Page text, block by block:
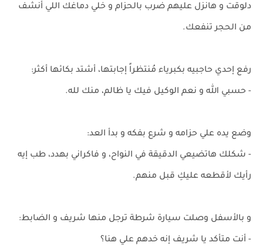
دلوقت و هانزل عليهم ضرب بالحزام و خلي دماغك اللي أنشف
من الحجر تنفعك.
رفع إحدي حاجبيه بكبرياء مُنتظراً إجابتها، أشتد بكائها أكثر:
- حسبي الله و نعم الوكيل فيك يا ظالم، منك لله.
وضع يده علي حزامه و شرع بفكه و بدأ العد:
- شكلك هاتضيعي الدقيقة في النواح، و فاكراني بهدد، طب إيه
رأيك لأقطعه عليكِ قبل منهم.
و بالأسفل وصلت سيارة شرطة ترجل منها شريف و الضابط:
- أنت متأكد يا شريف إنه خدهم علي هنا؟